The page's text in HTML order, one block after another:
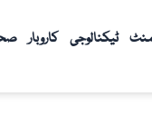
ٹیکنالوجی کاروبار